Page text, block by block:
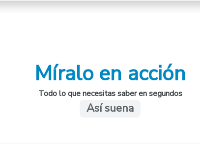
Míralo en acción
Todo lo que necesitas saber en segundos
Así suena